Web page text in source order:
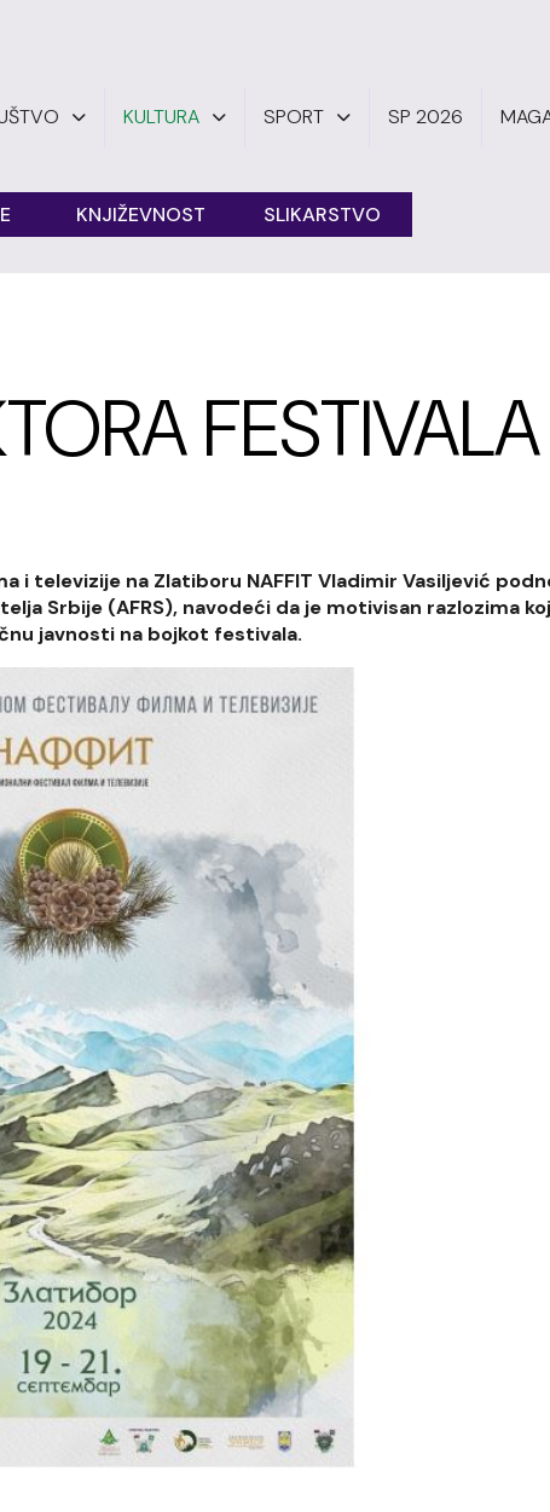
KULTURA SPORT SP 2026
KNJIŽEVNOST SLIKARSTVO
FESTIVALA
i televizije na Zlatiboru NAFFIT Vladimir Vasiljević
Srbije (AFRS), navodeći da je motivisan razlozima
javnosti na bojkot festivala.